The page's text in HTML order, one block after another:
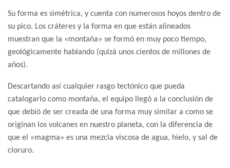
Su forma es simétrica, y cuenta con numerosos hoyos dentro de
su pico. Los cráteres y la forma en que están alineados
muestran que la «montaña» se formó en muy poco tiempo,
geológicamente hablando (quizá unos cientos de millones de
años).
Descartando así cualquier rasgo tectónico que pueda
catalogarlo como montaña, el equipo llegó a la conclusión de
que debió de ser creada de una forma muy similar a como se
originan los volcanes en nuestro planeta, con la diferencia de
que el «magma» es una mezcla viscosa de agua, hielo, y sal de
cloruro.